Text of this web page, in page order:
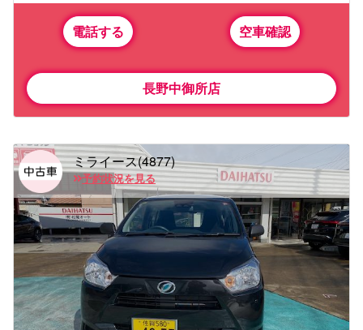
電話する 空車確認
長野中御所店
ミライース(4877)
予約状況を見る